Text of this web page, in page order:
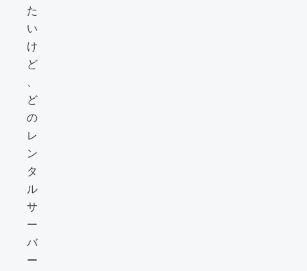
た
い
け
ど
、
ど
の
レ
ン
タ
ル
サ
ー
バ
ー